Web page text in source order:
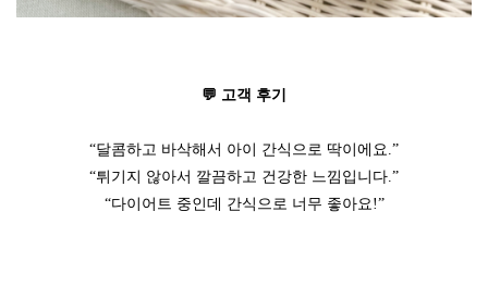
💬 고객 후기
“달콤하고 바삭해서 아이 간식으로 딱이에요.”
“튀기지 않아서 깔끔하고 건강한 느낌입니다.”
“다이어트 중인데 간식으로 너무 좋아요!”